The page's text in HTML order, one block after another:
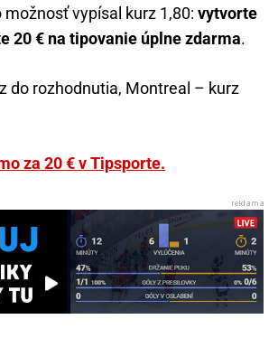
vypísal kurz 1,80: vytvorte
20 € na tipovanie úplne zdarma.
do rozhodnutia, Montreal – kurz
za 20 € v Tipsporte.